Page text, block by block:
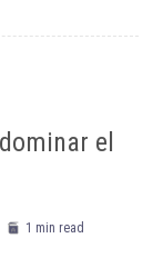
el
1 min read